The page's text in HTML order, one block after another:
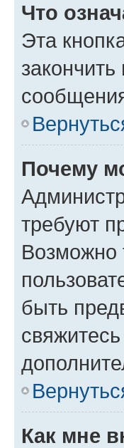
Что
Эта
Почему
требуют
Возможно
быть
Как мне